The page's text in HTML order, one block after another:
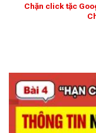
Chặn click tặc